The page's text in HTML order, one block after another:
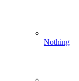
Nothing